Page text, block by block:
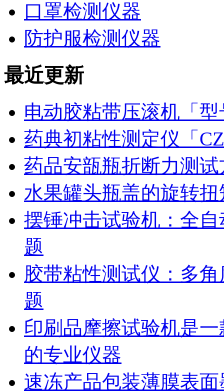
口罩检测仪器
防护服检测仪器
最近更新
电动胶粘带压滚机「
药典初粘性测定仪「
药品安瓿瓶折断力测
水果罐头瓶盖的旋转
摆锤冲击试验机：全
题
胶带粘性测试仪：多
题
印刷品摩擦试验机是
的专业仪器
速冻产品包装薄膜表